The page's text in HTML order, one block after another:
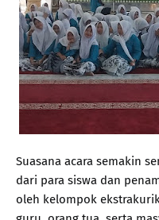
Suasana acara semakin
dari para siswa dan
oleh kelompok